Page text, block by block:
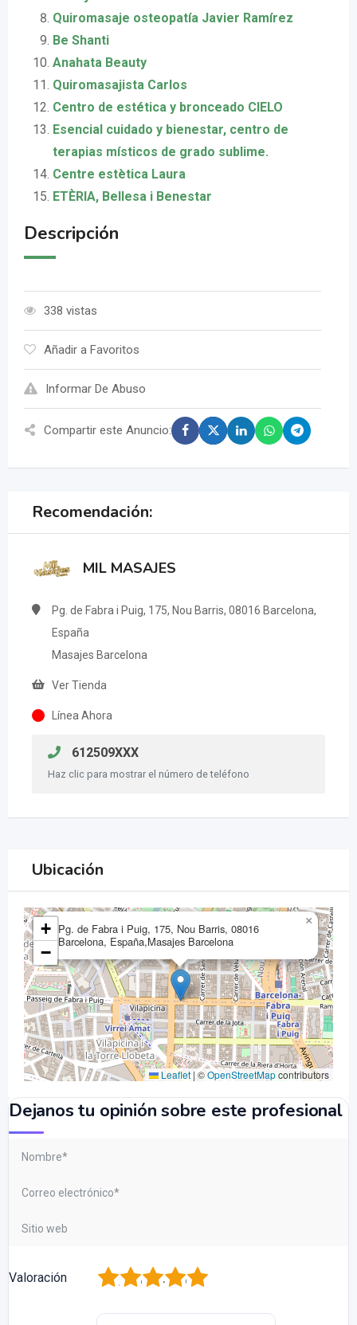
Quiromasaje osteopatía Javier Ramírez
Be Shanti
Anahata Beauty
Quiromasajista Carlos
Centro de estética y bronceado CIELO
Esencial cuidado y bienestar, centro de
terapias místicos de grado sublime.
Centre estètica Laura
ETÈRIA, Bellesa i Benestar
Descripción
338 vistas
Añadir a Favoritos
Informar De Abuso
Compartir este Anuncio:
Recomendación:
MIL MASAJES
Pg. de Fabra i Puig, 175, Nou Barris, 08016 Barcelona,
España
Masajes Barcelona
Ver Tienda
Línea Ahora
612509XXX
Haz clic para mostrar el número de teléfono
Ubicación
Pg. de Fabra i Puig, 175, Nou Barris, 08016
Barcelona, España,Masajes Barcelona
×
+
−
Leaflet | ©OpenStreetMapcontributors
Dejanos tu opinión sobre este profesional
Valoración 5
4
3
2